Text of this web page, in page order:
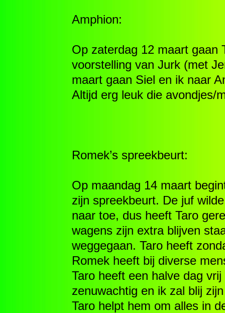
Amphion:
Op zaterdag 12 maart gaan
voorstelling van Jurk (met
maart gaan Siel en ik naar
Altijd erg leuk die avondjes/
Romek’s spreekbeurt:
Op maandag 14 maart
zijn spreekbeurt. De juf
naar toe, dus heeft Taro
wagens zijn extra blijven
weggegaan. Taro heeft
Romek heeft bij diverse
Taro heeft een halve dag
zenuwachtig en ik zal blij
Taro helpt hem om alles in